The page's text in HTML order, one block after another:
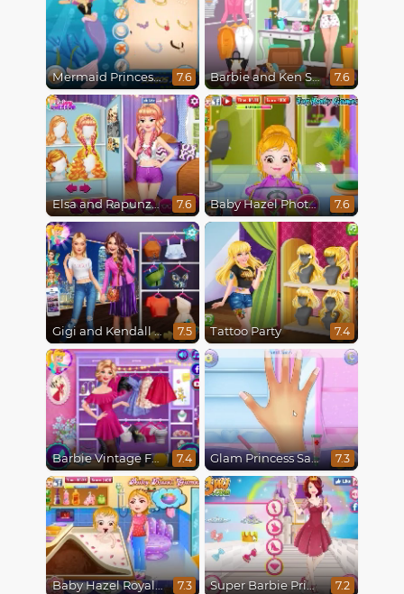
Mermaid Princesses 7.6 Barbie and Ken Spring City Break 7.6
Elsa and Rapunzel Princess Rivalry 7.6 Baby Hazel Photoshoot 7.6
Gigi and Kendall BFFS 7.5 Tattoo Party 7.4
Barbie Vintage Fair 7.4 Glam Princess Salon 7.3
Baby Hazel Royal Bath 7.3 Super Barbie Princess and Rockstar 7.2